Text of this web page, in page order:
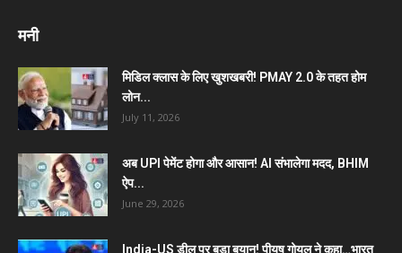
मनी
मिडिल क्लास के लिए खुशखबरी! PMAY 2.0 के तहत होम
लोन...
July 11, 2026
अब UPI पेमेंट होगा और आसान! AI संभालेगा मदद, BHIM
ऐप...
June 29, 2026
India-US डील पर बड़ा बयान! पीयूष गोयल ने कहा…भारत